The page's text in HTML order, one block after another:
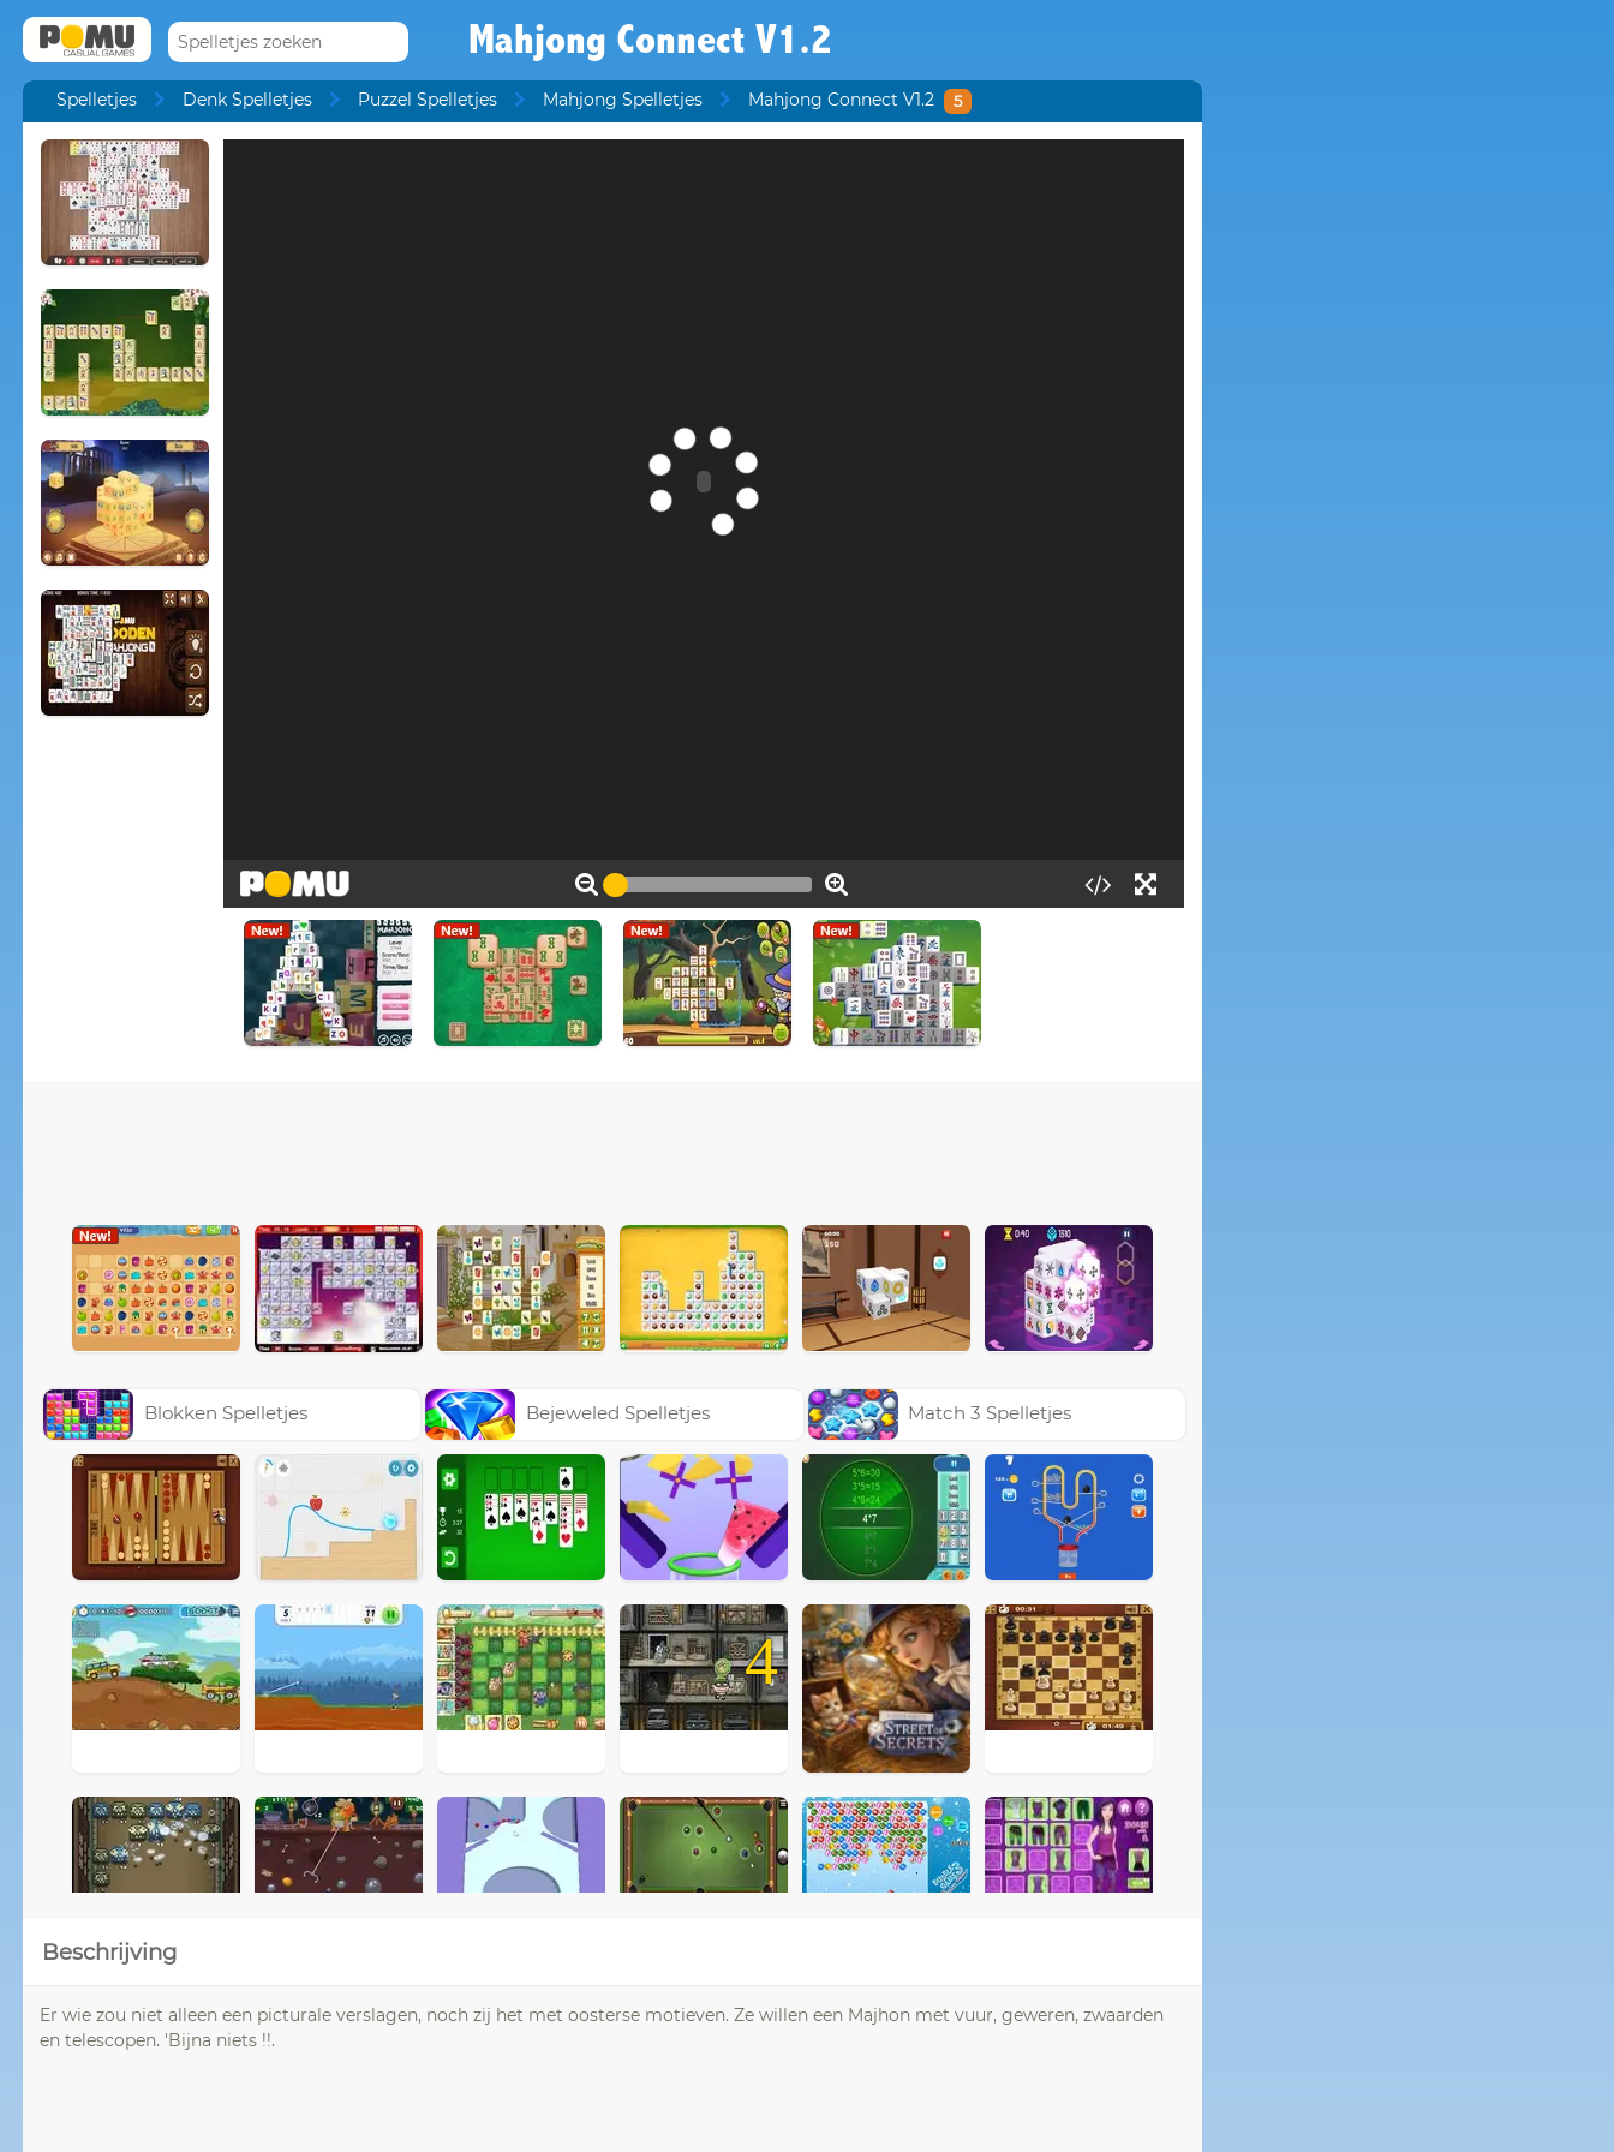
Mahjong Connect V1.2
Spelletjes Denk Spelletjes Puzzel Spelletjes Mahjong Spelletjes Mahjong Connect V1.2 5
Blokken Spelletjes Bejeweled Spelletjes Match 3 Spelletjes
4
Beschrijving
Er wie zou niet alleen een picturale verslagen, noch zij het met oosterse motieven. Ze willen een Majhon met vuur, geweren, zwaarden
en telescopen. 'Bijna niets !!.